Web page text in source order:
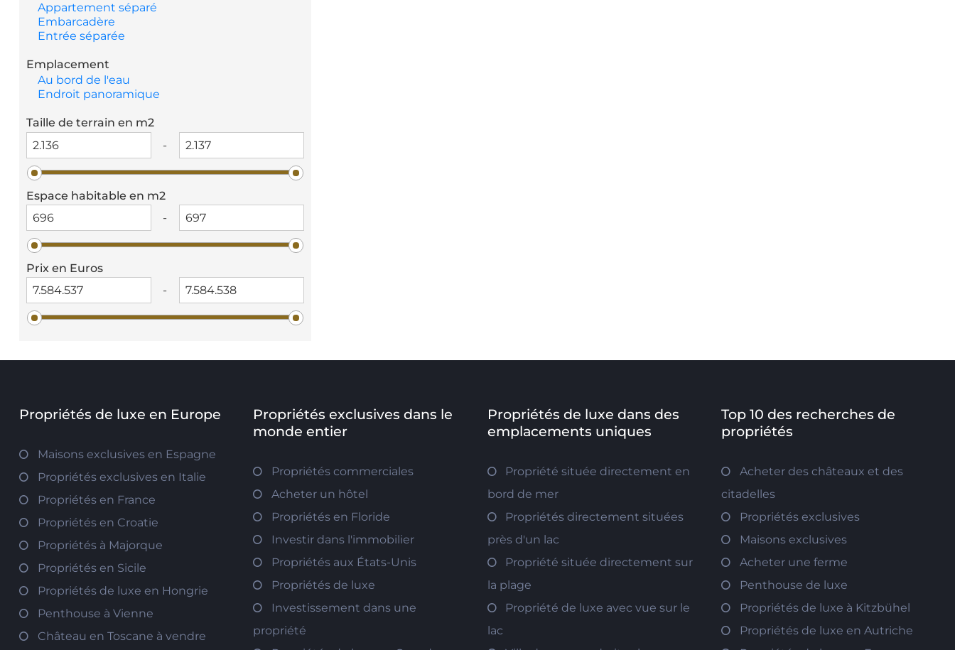
Appartement séparé
Embarcadère
Entrée séparée
Emplacement
Au bord de l'eau
Endroit panoramique
Taille de terrain en m2
-
Espace habitable en m2
-
Prix en Euros
-
Propriétés de luxe en Europe
Maisons exclusives en Espagne
Propriétés exclusives en Italie
Propriétés en France
Propriétés en Croatie
Propriétés à Majorque
Propriétés en Sicile
Propriétés de luxe en Hongrie
Penthouse à Vienne
Château en Toscane à vendre
Propriétés exclusives dans le
monde entier
Propriétés commerciales
Acheter un hôtel
Propriétés en Floride
Investir dans l'immobilier
Propriétés aux États-Unis
Propriétés de luxe
Investissement dans une
propriété
Propriétés de luxe dans des
emplacements uniques
Propriété située directement en
bord de mer
Propriétés directement situées
près d'un lac
Propriété située directement sur
la plage
Propriété de luxe avec vue sur le
lac
Top 10 des recherches de
propriétés
Acheter des châteaux et des
citadelles
Propriétés exclusives
Maisons exclusives
Acheter une ferme
Penthouse de luxe
Propriétés de luxe à Kitzbühel
Propriétés de luxe en Autriche